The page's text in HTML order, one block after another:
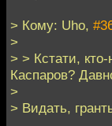
> Кому: Uho,
>
> > Кстати, кто-
Каспаров?
>
> Видать,